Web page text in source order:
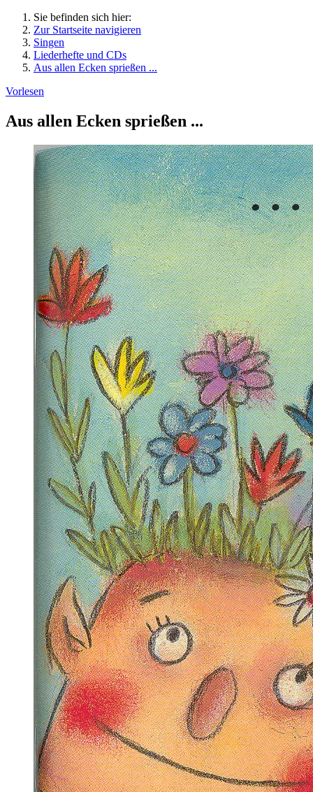
Sie befinden sich hier:
Zur Startseite navigieren
Singen
Liederhefte und CDs
Aus allen Ecken sprießen ...
Vorlesen
Aus allen Ecken sprießen ...